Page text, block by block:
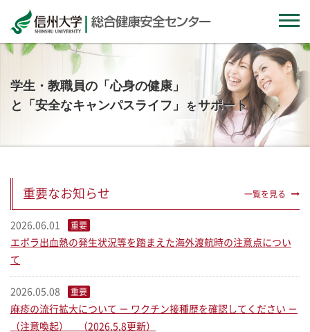
MENU
お知らせ
利用案内
健康教育
環境安全
学⽣・教職員の「⼼⾝の健康」
と「安全なキャンパスライフ」
をサポート
重要なお知らせ 一覧を見る
2026.06.01 重要
エボラ出血熱の発生状況等を踏まえた海外渡航時の注意点につい
て
2026.05.08 重要
麻疹の流行拡大について － ワクチン接種歴を確認してください －
（注意喚起） （2026.5.8更新）